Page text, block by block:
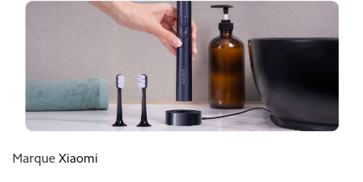
Marque Xiaomi